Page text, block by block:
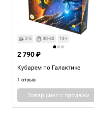
2-5 30-60 13+
Кубарем по Галактике
1 отзыв
2 790 ₽
Товар снят с продажи